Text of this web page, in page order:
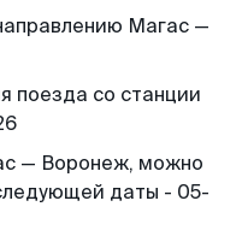
Магас —
поезда со станции
— Воронеж, можно
даты - 05-